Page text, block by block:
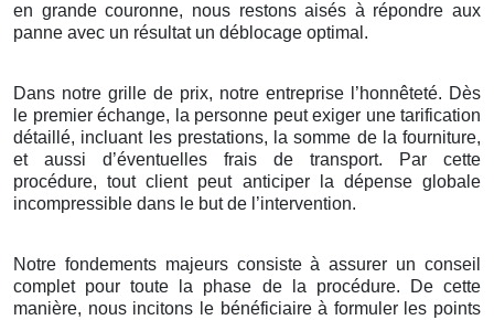
en grande couronne, nous restons aisés à répondre aux
panne avec un résultat un déblocage optimal.
Dans notre grille de prix, notre entreprise l’honnêteté. Dès
le premier échange, la personne peut exiger une tarification
détaillé, incluant les prestations, la somme de la fourniture,
et aussi d’éventuelles frais de transport. Par cette
procédure, tout client peut anticiper la dépense globale
incompressible dans le but de l’intervention.
Notre fondements majeurs consiste à assurer un conseil
complet pour toute la phase de la procédure. De cette
manière, nous incitons le bénéficiaire à formuler les points